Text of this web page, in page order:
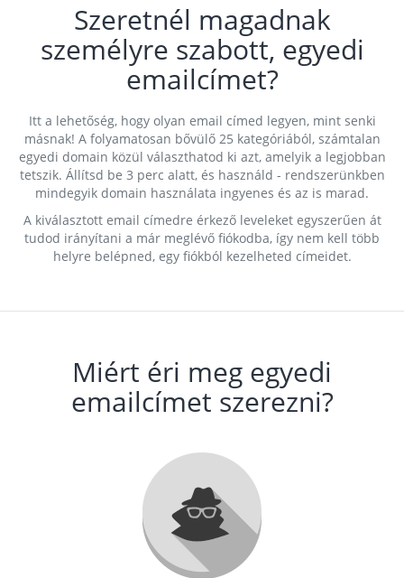
Szeretnél magadnak
személyre szabott, egyedi
emailcímet?
Itt a lehetőség, hogy olyan email címed legyen, mint senki
másnak! A folyamatosan bővülő 25 kategóriából, számtalan
egyedi domain közül választhatod ki azt, amelyik a legjobban
tetszik. Állítsd be 3 perc alatt, és használd - rendszerünkben
mindegyik domain használata ingyenes és az is marad.
A kiválasztott email címedre érkező leveleket egyszerűen át
tudod irányítani a már meglévő fiókodba, így nem kell több
helyre belépned, egy fiókból kezelheted címeidet.
Miért éri meg egyedi
emailcímet szerezni?